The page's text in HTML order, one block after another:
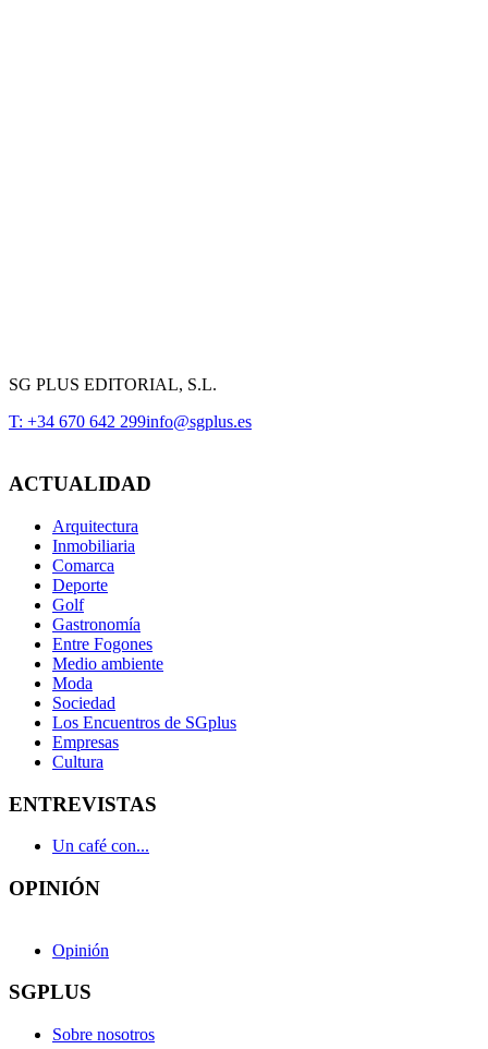
SG PLUS EDITORIAL, S.L.
T: +34 670 642 299info@sgplus.es
ACTUALIDAD
Arquitectura
Inmobiliaria
Comarca
Deporte
Golf
Gastronomía
Entre Fogones
Medio ambiente
Moda
Sociedad
Los Encuentros de SGplus
Empresas
Cultura
ENTREVISTAS
Un café con...
OPINIÓN
Opinión
SGPLUS
Sobre nosotros